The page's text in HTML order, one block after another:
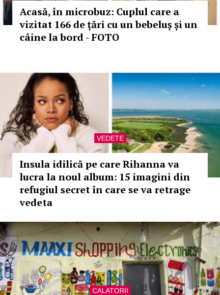
Acasă, în microbuz: Cuplul care a
vizitat 166 de țări cu un bebeluș și un
câine la bord - FOTO
VEDETE
Insula idilică pe care Rihanna va
lucra la noul album: 15 imagini din
refugiul secret în care se va retrage
vedeta
CALATORII